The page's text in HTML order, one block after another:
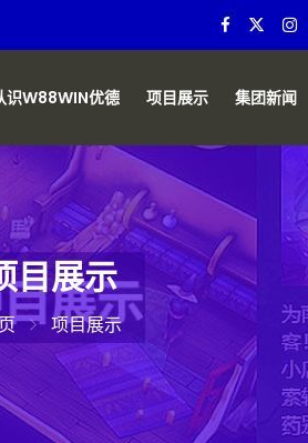
识W88WIN优德 项目展示 集团新闻
目展示
项目展示